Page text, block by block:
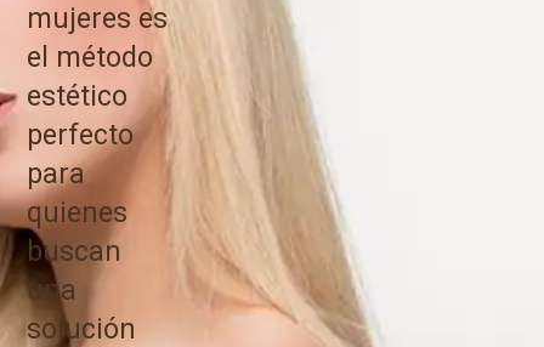
mujeres es
el método
estético
perfecto
para
quienes
buscan
una
solución